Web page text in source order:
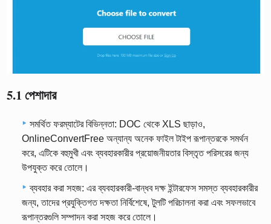
5.1 পেশাদার
সমর্থিত ফরম্যাটের বিভিন্নতা: DOC থেকে XLS ছাড়াও,
OnlineConvertFree অন্যান্য অনেক ফাইল টাইপ রূপান্তরকে সমর্থন
করে, এটিকে বহুমুখী এবং ব্যবহারকারীর প্রয়োজনীয়তার বিস্তৃত পরিসরের জন্য
উপযুক্ত করে তোলে।
ব্যবহার করা সহজ: এর ব্যবহারকারী-বান্ধব দক্ষ ইন্টারফেস সমস্ত ব্যবহারকারীর
জন্য, তাদের প্রযুক্তিগত দক্ষতা নির্বিশেষে, টুলটি পরিচালনা করা এবং সফলভাবে
রূপান্তরগুলি সম্পাদন করা সহজ করে তোলে।